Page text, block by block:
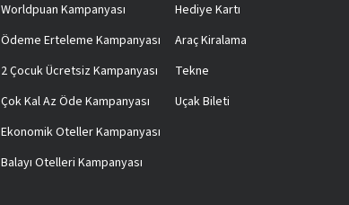
Worldpuan Kampanyası
Ödeme Erteleme Kampanyası
2 Çocuk Ücretsiz Kampanyası
Çok Kal Az Öde Kampanyası
Ekonomik Oteller Kampanyası
Balayı Otelleri Kampanyası
Hediye Kartı
Araç Kiralama
Tekne
Uçak Bileti